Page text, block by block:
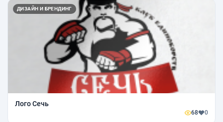
ДИЗАЙН И БРЕНДИНГ
Лого Сечь
68 0